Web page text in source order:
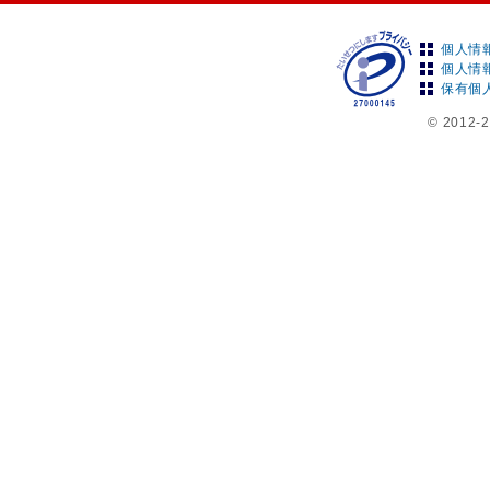
個人情
個人情
保有個
© 2012-